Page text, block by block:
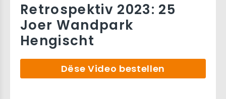
Retrospektiv 2023: 25
Joer Wandpark
Hengischt
Dëse Video bestellen